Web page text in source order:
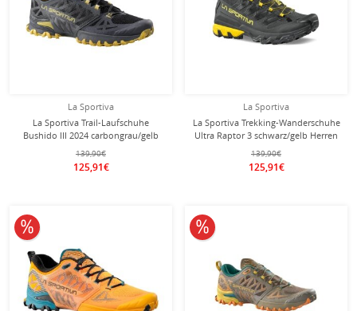
La Sportiva
La Sportiva Trail-Laufschuhe
Bushido III 2024 carbongrau/gelb
Herren
139,90€
125,91€
La Sportiva
La Sportiva Trekking-Wanderschuhe
Ultra Raptor 3 schwarz/gelb Herren
139,90€
125,91€
10% reduziert 10% reduziert